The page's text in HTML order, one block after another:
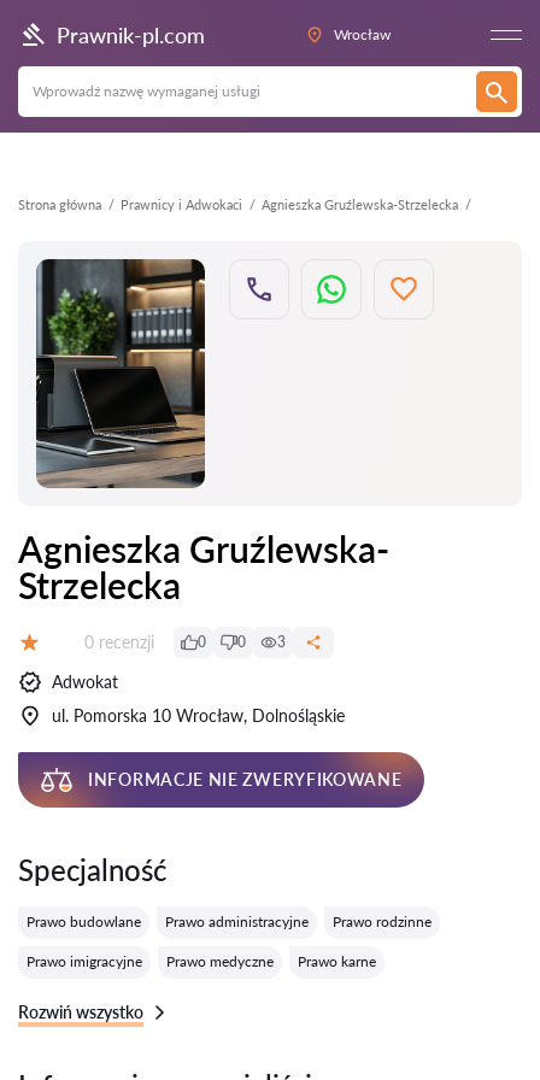
Prawnik-pl.com Wrocław
Strona główna Prawnicy i Adwokaci Agnieszka Gruźlewska-Strzelecka
Wstecz
Agnieszka Gruźlewska-
Strzelecka
Recenzji:
0 recenzji 0 0 3
Adwokat
ul. Pomorska 10 Wrocław, Dolnośląskie
INFORMACJE NIE ZWERYFIKOWANE
Specjalność
Prawo budowlane Prawo administracyjne Prawo rodzinne
Prawo imigracyjne Prawo medyczne Prawo karne
Rozwiń wszystko